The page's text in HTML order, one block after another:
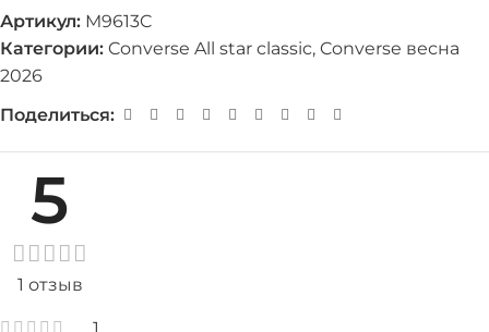
Артикул: M9613C
Категории: Converse All star classic, Converse весна
2026
Поделиться:
5
1 отзыв
1